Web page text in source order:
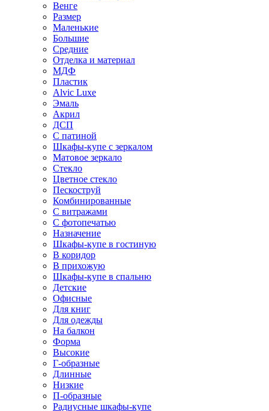
Венге
Размер
Маленькие
Большие
Средние
Отделка и материал
МДФ
Пластик
Alvic Luxe
Эмаль
Акрил
ДСП
С патиной
Шкафы-купе с зеркалом
Матовое зеркало
Стекло
Цветное стекло
Пескоструй
Комбинированные
С витражами
С фотопечатью
Назначение
Шкафы-купе в гостиную
В коридор
В прихожую
Шкафы-купе в спальню
Детские
Офисные
Для книг
Для одежды
На балкон
Форма
Высокие
Г-образные
Длинные
Низкие
П-образные
Радиусные шкафы-купе